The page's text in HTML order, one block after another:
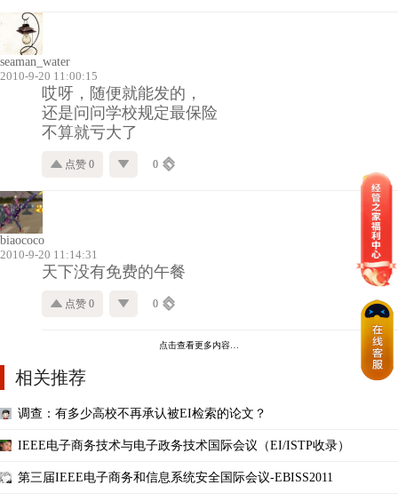
seaman_water
2010-9-20 11:00:15
哎呀，随便就能发的，
还是问问学校规定最保险
不算就亏大了
点赞 0 0
biaococo
2010-9-20 11:14:31
天下没有免费的午餐
点赞 0 0
点击查看更多内容…
相关推荐
调查：有多少高校不再承认被EI检索的论文？
IEEE电子商务技术与电子政务技术国际会议（EI/ISTP收录）
第三届IEEE电子商务和信息系统安全国际会议-EBISS2011